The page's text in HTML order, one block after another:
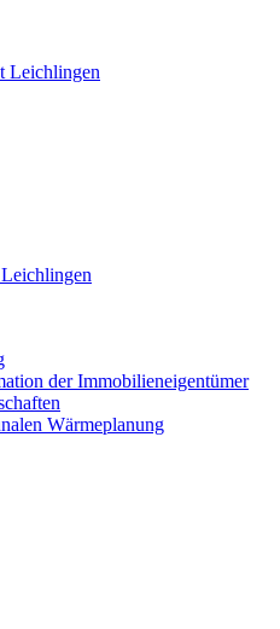
Leichlingen
der Immobilieneigentümer
Wärmeplanung